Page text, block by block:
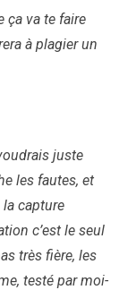
ça va te faire
à plagier un
juste
les fautes, et
la capture
c’est le seul
très fière, les
testé par moi-